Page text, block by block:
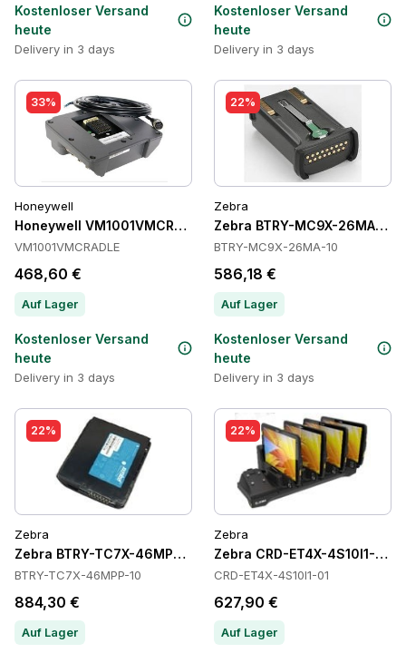
Kostenloser Versand
heute
Delivery in 3 days
Kostenloser Versand
heute
Delivery in 3 days
33%
Honeywell
Honeywell VM1001VMCRADLE Cradles
VM1001VMCRADLE
468,60 €
Auf Lager
Kostenloser Versand
heute
Delivery in 3 days
22%
Zebra
Zebra BTRY-MC9X-26MA-10
BTRY-MC9X-26MA-10
586,18 €
Auf Lager
Kostenloser Versand
heute
Delivery in 3 days
22%
Zebra
Zebra BTRY-TC7X-46MPP-10 Batteries
BTRY-TC7X-46MPP-10
884,30 €
Auf Lager
22%
Zebra
Zebra CRD-ET4X-4S10I1-01
CRD-ET4X-4S10I1-01
627,90 €
Auf Lager